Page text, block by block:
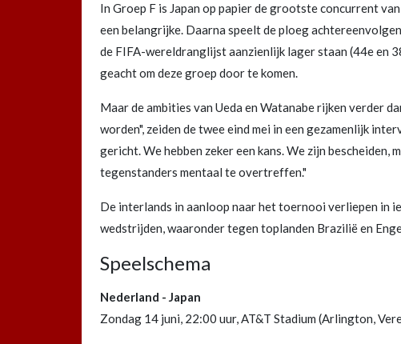
In Groep F is Japan op papier de grootste concurrent
een belangrijke. Daarna speelt de ploeg
de FIFA-wereldranglijst aanzienlijk lager staan (44e en
geacht om deze groep door te komen.
Maar de ambities van Ueda en Watanabe rijken verder
worden", zeiden de twee eind mei in een gezamenlijk
gericht. We hebben zeker een kans. We zijn bescheiden,
tegenstanders mentaal te overtreffen."
De interlands in aanloop naar het toernooi verliepen in
wedstrijden, waaronder tegen toplanden Brazilië en
Speelschema
Nederland - Japan
Zondag 14 juni, 22:00 uur, AT&T Stadium (Arlington,